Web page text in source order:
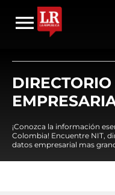
¡Conozca la información
Colombia! Encuentre NIT,
datos empresarial mas